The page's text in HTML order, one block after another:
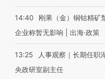
14:40
刚果（金）铜钴精矿
企业称暂无影响 | 出海·政策
13:25
人事观察｜长期任职
央政研室副主任